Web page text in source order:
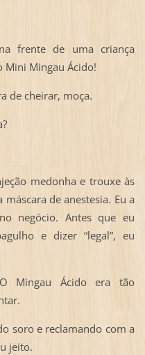
frente de uma criança
Mini Mingau Ácido!
de cheirar, moça.
medonha e trouxe às
de anestesia. Eu a
negócio. Antes que eu
e dizer “legal”, eu
Mingau Ácido era tão
soro e reclamando com a
jeito.